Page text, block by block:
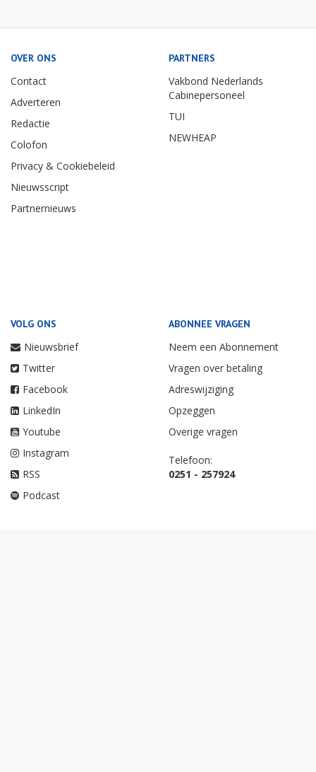
OVER ONS
Contact
Adverteren
Redactie
Colofon
Privacy & Cookiebeleid
Nieuwsscript
Partnernieuws
PARTNERS
Vakbond Nederlands
Cabinepersoneel
TUI
NEWHEAP
VOLG ONS
Nieuwsbrief
Twitter
Facebook
LinkedIn
Youtube
Instagram
RSS
Podcast
ABONNEE VRAGEN
Neem een Abonnement
Vragen over betaling
Adreswijziging
Opzeggen
Overige vragen
Telefoon:
0251 - 257924